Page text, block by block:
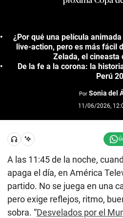
¿Por qué una película
live-action, pero es más fácil
Zelada, el cineasta
De la fe a la corona: la
Perú
Por Sonia del
11/06/2026,
A las 11:45 de la noche,
apaga el día, en América
partido. No se juega en una
pero exige reflejos, ritmo,
sobra. “Desvelados por el